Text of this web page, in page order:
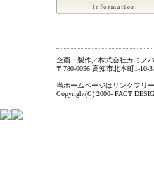
企画・製作／株式会社カミノ
〒780-0056 高知市北本町1-
当ホームページはリンクフリ
Copyright(C) 2000- FACT